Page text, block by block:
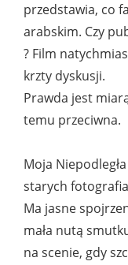
przedstawia, co
arabskim. Czy
? Film
krzty dyskusji.
Prawda jest
temu przeciwna.
Moja
starych
Ma jasne
mała nutą
na scenie, gdy